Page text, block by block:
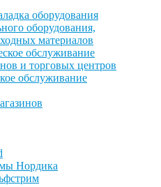
оборудования
оборудования,
материалов
обслуживание
и торговых центров
обслуживание
Нордика